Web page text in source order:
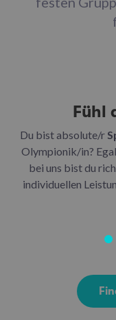
Fühl
Du bist absolute/r
Olympionik/in?
bei uns bist du
individuellen